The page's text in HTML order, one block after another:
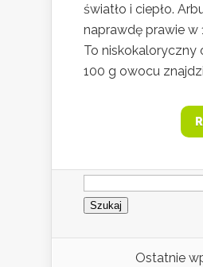
światło i ciepło.
naprawdę prawie w
To niskokaloryczny
100 g owocu
Szukaj:
Ostatnie